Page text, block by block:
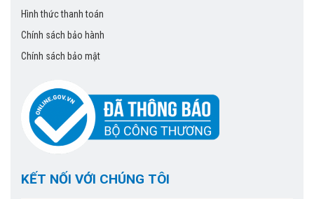
Hình thức thanh toán
Chính sách bảo hành
Chính sách bảo mật
KẾT NỐI VỚI CHÚNG TÔI